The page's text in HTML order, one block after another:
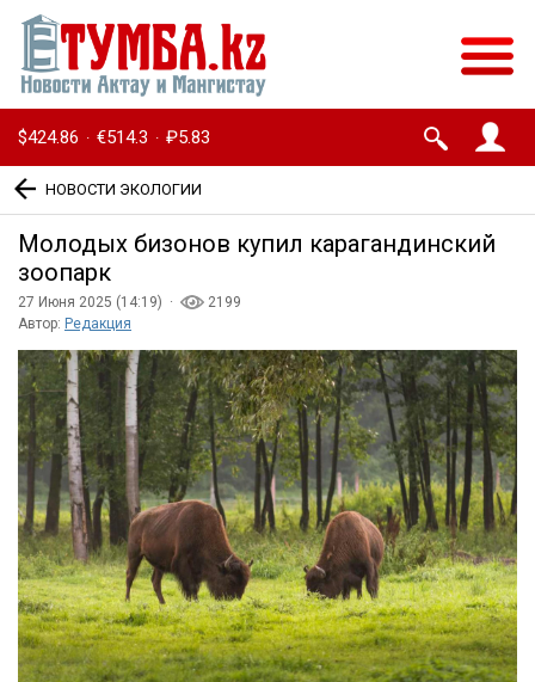
$424.86 · €514.3 · ₽5.83
НОВОСТИ ЭКОЛОГИИ
Молодых бизонов купил карагандинский
зоопарк
27 Июня 2025 (14:19) ·
2199
Автор: Редакция